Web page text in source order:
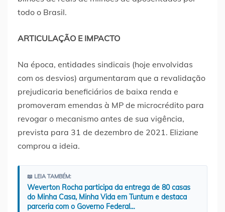
todo o Brasil.
ARTICULAÇÃO E IMPACTO
Na época, entidades sindicais (hoje envolvidas
com os desvios) argumentaram que a revalidação
prejudicaria beneficiários de baixa renda e
promoveram emendas à MP de microcrédito para
revogar o mecanismo antes de sua vigência,
prevista para 31 de dezembro de 2021. Eliziane
comprou a ideia.
📖 LEIA TAMBÉM:
Weverton Rocha participa da entrega de 80 casas
do Minha Casa, Minha Vida em Tuntum e destaca
parceria com o Governo Federal…